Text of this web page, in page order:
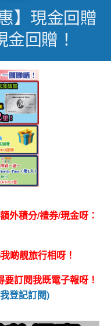
】現金回贈
回贈！
外積分/禮券/現金呀：
啲靚旅行相呀！
訂閱我既電子報呀！
登記訂閱)